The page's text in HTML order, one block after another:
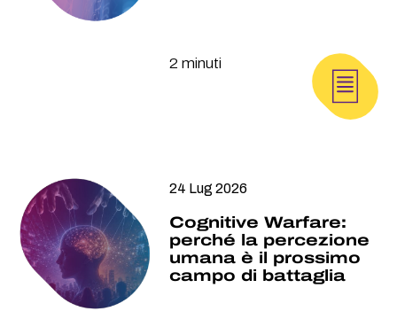
2 minuti
24 Lug 2026
Cognitive Warfare:
perché la percezione
umana è il prossimo
campo di battaglia